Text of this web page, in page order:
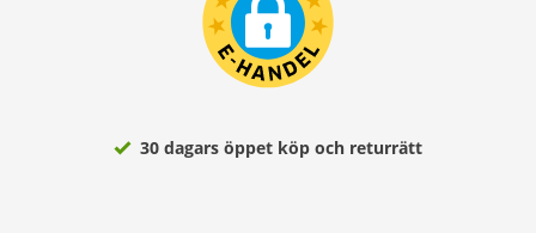
30 dagars öppet köp och returrätt